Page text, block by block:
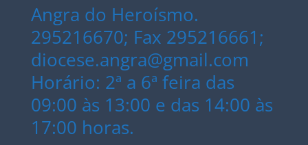
Angra do Heroísmo.
295216670; Fax 295216661;
diocese.angra@gmail.com
Horário: 2ª a 6ª feira das
09:00 às 13:00 e das 14:00 às
17:00 horas.